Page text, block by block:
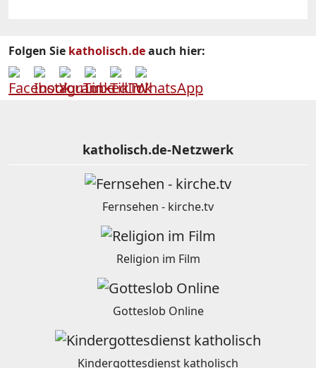
Folgen Sie katholisch.deauch hier:
katholisch.de-Netzwerk
Fernsehen - kirche.tv
Religion im Film
Gotteslob Online
Kindergottesdienst katholisch